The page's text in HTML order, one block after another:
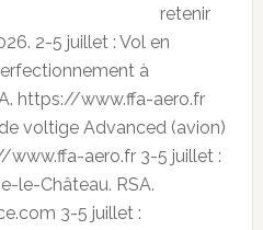
retenir
2-5 juillet : Vol en
à
https://www.ffa-aero.fr
voltige Advanced (avion)
www.ffa-aero.fr 3-5 juillet :
le-Château. RSA.
3-5 juillet :